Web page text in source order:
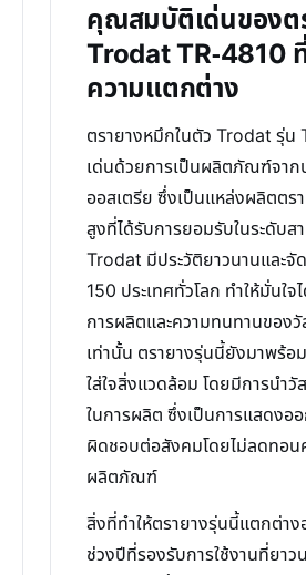
คุณสมบัติเด่นของต
Trodat TR-4810
ความแตกต่าง
ตรายางหมึกในตัว Trodat รุ่น
เด่นด้วยการเป็นผลิตภัณฑ์จาก
ออสเตรีย ซึ่งเป็นแหล่งผลิตต
สูงที่ได้รับการยอมรับในระดับ
Trodat มีประวัติยาวนานและจั
150 ประเทศทั่วโลก ทำให้มั่นใจ
การผลิตและความทนทานของวั
เท่านั้น ตรายางรุ่นนี้ยังมาพร้
ใส่ใจสิ่งแวดล้อม โดยมีการนำวั
ในการผลิต ซึ่งเป็นการแสดงอ
ผิดชอบต่อสังคมโดยไม่ลดทอ
ผลิตภัณฑ์
สิ่งที่ทำให้ตรายางรุ่นนี้แตกต่า
ช่วงปีที่รองรับการใช้งานที่ยาว